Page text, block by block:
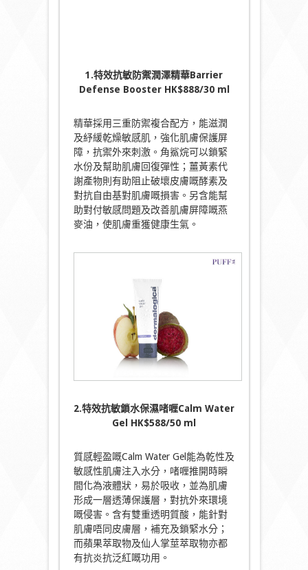
1.特效抗敏防禦潤澤精華Barrier
Defense Booster HK$888/30 ml
精華採用三重防禦複合配方，能滋潤
及紓緩乾燥敏感肌，強化肌膚保護屏
障，抗禦外來刺激。角鯊烷可以鎖緊
水份及幫助肌膚回復彈性；薑黃素代
謝產物則有助阻止破壞皮膚嘅酵素及
對抗自由基對肌膚嘅損害。另含能幫
助對付敏感問題及改善肌膚屏障嘅燕
麥油，使肌膚重獲健康生氣。
2.特效抗敏鎖水保濕啫喱Calm Water
Gel HK$588/50 ml
質感輕盈嘅Calm Water Gel能為乾性及
敏感性肌膚注入水分，啫喱推開時瞬
間化為液體狀，易於吸收，並為肌膚
形成一層透薄保護層，對抗外來環境
嘅侵害。含有雙重透明質酸，能針對
肌膚唔同皮膚層，補充及鎖緊水分；
而蘋果萃取物及仙人掌莖萃取物亦都
有抗炎抗泛紅嘅功用。